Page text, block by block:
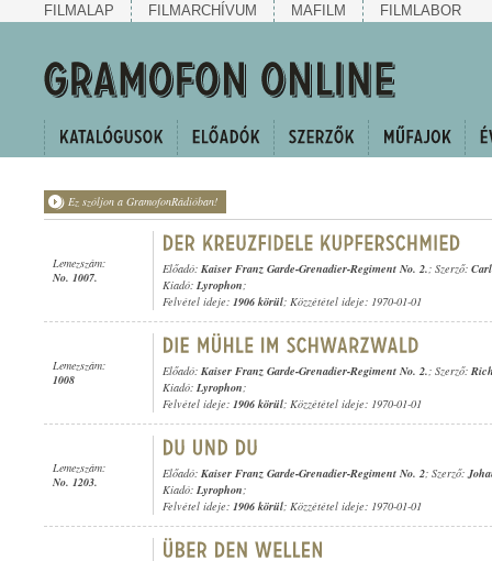
FILMALAP FILMARCHÍVUM MAFILM FILMLABOR
Ez szóljon a GramofonRádióban!
Lemezszám:
No. 1007.
Előadó: Kaiser Franz Garde-Grenadier-Regiment No. 2.; Szerző:
Kiadó: Lyrophon;
Felvétel ideje: 1906 körül; Közzététel ideje: 1970-01-01
Lemezszám:
1008
Előadó: Kaiser Franz Garde-Grenadier-Regiment No. 2.; Szerző:
Kiadó: Lyrophon;
Felvétel ideje: 1906 körül; Közzététel ideje: 1970-01-01
Lemezszám:
No. 1203.
Előadó: Kaiser Franz Garde-Grenadier-Regiment No. 2; Szerző:
Kiadó: Lyrophon;
Felvétel ideje: 1906 körül; Közzététel ideje: 1970-01-01